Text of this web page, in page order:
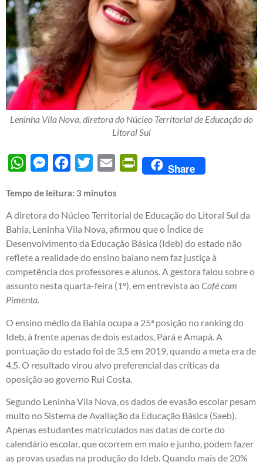
Leninha Vila Nova, diretora do Núcleo Territorial de Educação do
Litoral Sul
WhatsAppMessengerFacebook
Twitter Email PrintFriendly
Share
Tempo de leitura: 3 minutos
A diretora do Núcleo Territorial de Educação do Litoral Sul da
Bahia, Leninha Vila Nova, afirmou que o Índice de
Desenvolvimento da Educação Básica (Ideb) do estado não
reflete a realidade do ensino baiano nem faz justiça à
competência dos professores e alunos. A gestora falou sobre o
assunto nesta quarta-feira (1º), em entrevista aoCafé com
Pimenta.
O ensino médio da Bahia ocupa a 25ª posição no ranking do
Ideb, à frente apenas de dois estados, Pará e Amapá. A
pontuação do estado foi de 3,5 em 2019, quando a meta era de
4,5. O resultado virou alvo preferencial das críticas da
oposição ao governo Rui Costa.
Segundo Leninha Vila Nova, os dados de evasão escolar pesam
muito no Sistema de Avaliação da Educação Básica (Saeb).
Apenas estudantes matriculados nas datas de corte do
calendário escolar, que ocorrem em maio e junho, podem fazer
as provas usadas na produção do Ideb. Quando mais de 20%